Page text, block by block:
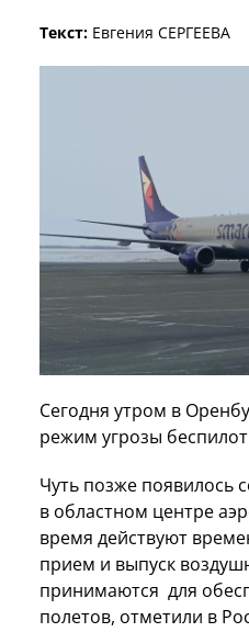
Текст: Евгения СЕРГЕЕВА
Сегодня утром в
режим угрозы
Чуть позже появилось
в областном центре
время действуют
прием и выпуск
принимаются для
полетов, отметили в